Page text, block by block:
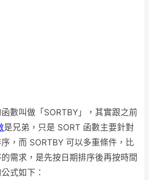
數叫做「SORTBY」，其實跟之前
是兄弟，只是 SORT 函數主要針對
，而 SORTBY 可以多重條件，比
需求，是先按日期排序後再按時間
式如下：